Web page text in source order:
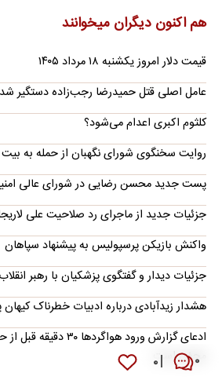
۰ ۰
هم اکنون دیگران میخوانند
قیمت دلار امروز یکشنبه ۱۸ مرداد ۱۴۰۵
عامل اصلی قتل حمیدرضا رجب‌زاده دستگیر شد
کلثوم اکبری اعدام می‌شود؟
روایت سخنگوی شورای نگهبان از حمله به
پست جدید محسن رضایی در شورای عالی
جزئیات جدید از ماجرای رد صلاحیت علی
واکنش بازیکن پرسپولیس به پیشنهاد سپاهان
جزئیات دیدار و گفتگوی پزشکیان با رهبر انقلاب
هشدار زیدآبادی درباره ادبیات خطرناک
ادعای گزارش ورود
محض است